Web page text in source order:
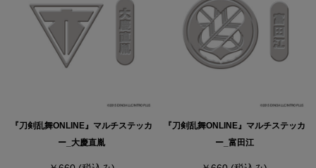
『刀剣乱舞ONLINE』マルチステッカ
ー_大慶直胤
『刀剣乱舞ONLINE』マルチステッカ
ー_富田江